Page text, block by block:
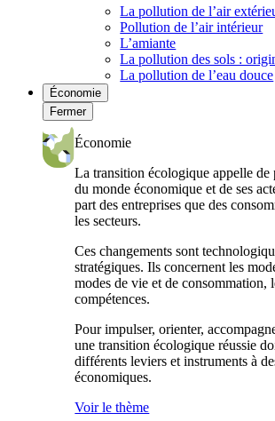
La pollution de l’air
Pollution de l’air intérieur
L’amiante
La pollution des sols :
La pollution de l’eau douce
Économie
Fermer
Économie
La transition écologique appelle de
du monde économique et de ses
part des entreprises que des
les secteurs.
Ces changements sont
stratégiques. Ils concernent les
modes de vie et de consommation,
compétences.
Pour impulser, orienter,
une transition écologique réussie
différents leviers et instruments à
économiques.
Voir le thème